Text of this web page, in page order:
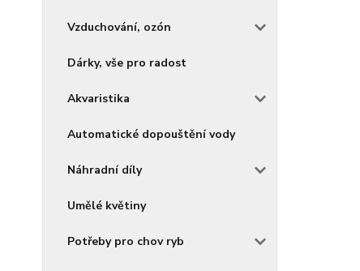
Vzduchování, ozón
Dárky, vše pro radost
Akvaristika
Automatické dopouštění vody
Náhradní díly
Umělé květiny
Potřeby pro chov ryb